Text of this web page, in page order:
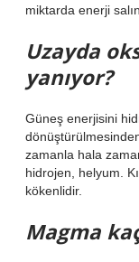
miktarda enerji
Uzayda
yanıyor?
Güneş enerjisini
zamanla hala
hidrojen, helyum.
kökenlidir.
Magma